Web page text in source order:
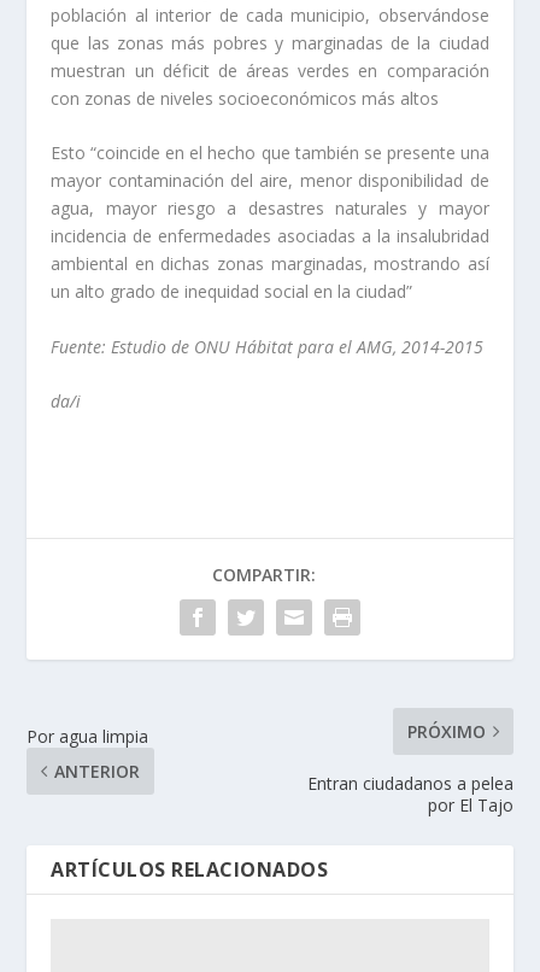
población al interior de cada municipio, observándose
que las zonas más pobres y marginadas de la ciudad
muestran un déficit de áreas verdes en comparación
con zonas de niveles socioeconómicos más altos
Esto “coincide en el hecho que también se presente una
mayor contaminación del aire, menor disponibilidad de
agua, mayor riesgo a desastres naturales y mayor
incidencia de enfermedades asociadas a la insalubridad
ambiental en dichas zonas marginadas, mostrando así
un alto grado de inequidad social en la ciudad”
Fuente: Estudio de ONU Hábitat para el AMG, 2014-2015
da/i
COMPARTIR:
Por agua limpia
ANTERIOR
PRÓXIMO
Entran ciudadanos a pelea
por El Tajo
ARTÍCULOS RELACIONADOS